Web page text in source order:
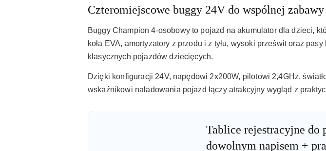
Czteromiejscowe buggy 24V do wspólnej zabawy
Buggy Champion 4-osobowy to pojazd na akumulator dla dzieci,
koła EVA, amortyzatory z przodu i z tyłu, wysoki prześwit oraz
klasycznych pojazdów dziecięcych.
Dzięki konfiguracji 24V, napędowi 2x200W, pilotowi 2,4GHz,
wskaźnikowi naładowania pojazd łączy atrakcyjny wygląd z
Tablice rejestracyjne
dowolnym napisem +